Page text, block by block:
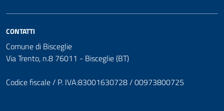
CONTATTI
Comune di Bisceglie
Via Trento, n.8 76011 - Bisceglie (BT)
Codice fiscale / P. IVA:83001630728 / 00973800725